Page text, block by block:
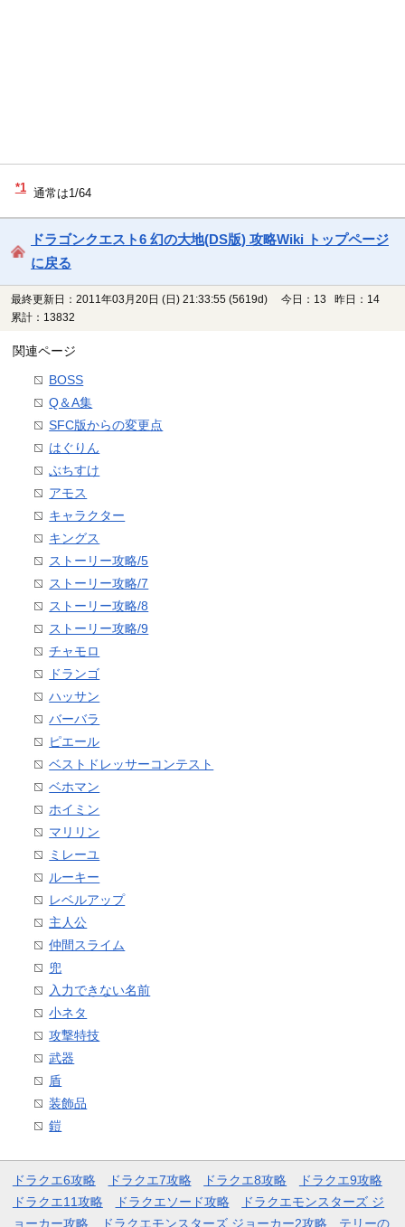
*1 通常は1/64
ドラゴンクエスト6 幻の大地(DS版) 攻略Wiki トップページ
に戻る
最終更新日：2011年03月20日 (日) 21:33:55 (5619d)
今日：13 昨日：14
累計：13832
関連ページ
BOSS
Q＆A集
SFC版からの変更点
はぐりん
ぶちすけ
アモス
キャラクター
キングス
ストーリー攻略/5
ストーリー攻略/7
ストーリー攻略/8
ストーリー攻略/9
チャモロ
ドランゴ
ハッサン
バーバラ
ピエール
ベストドレッサーコンテスト
ベホマン
ホイミン
マリリン
ミレーユ
ルーキー
レベルアップ
主人公
仲間スライム
兜
入力できない名前
小ネタ
攻撃特技
武器
盾
装飾品
鎧
ドラクエ6攻略 ドラクエ7攻略 ドラクエ8攻略
ドラクエ9攻略
ドラクエ11攻略
ドラクエソード攻略
ドラクエモンスターズ ジ
ョーカー攻略
ドラクエモンスターズ ジョーカー2攻略 テリーの